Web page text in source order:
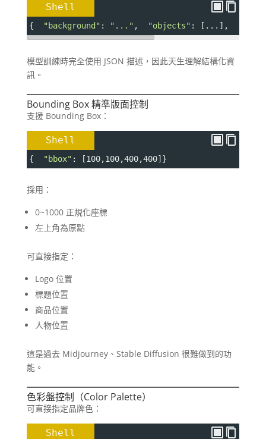
Shell
{ "background" : "..." , "objects" : [...],
模型訓練時完全使用 JSON 描述，因此天生理解結構化資
訊。
Bounding Box 精準版面控制
支援 Bounding Box：
Shell
{ "bbox" : [100,100,400,400]}
採用：
0~1000 正規化座標
左上角為原點
可直接指定：
Logo 位置
標題位置
商品位置
人物位置
這是過去 Midjourney、Stable Diffusion 很難做到的功
能。
色彩盤控制（Color Palette）
可直接指定品牌色：
Shell